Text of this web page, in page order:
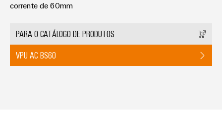
corrente de 60mm
PARA O CATÁLOGO DE PRODUTOS
VPU AC BS60